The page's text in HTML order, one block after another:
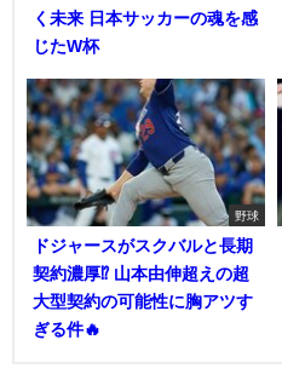
く未来 日本サッカーの魂を感
じたW杯
野球
ドジャースがスクバルと長期
契約濃厚⁉︎ 山本由伸超えの超
大型契約の可能性に胸アツす
ぎる件🔥